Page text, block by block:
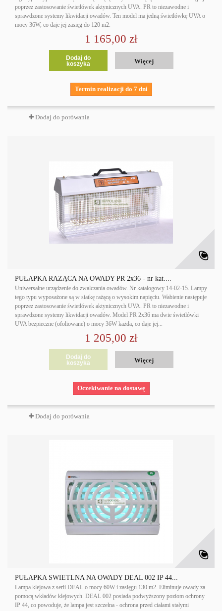
poprzez zastosowanie świetlówek aktynicznych UVA. PR to niezawodne i
sprawdzone systemy likwidacji owadów. Ten model ma jedną świetlówkę UVA o
mocy 36W, co daje jej zasięg do 120 m2.
1 165,00 zł
Dodaj do
koszyka
Więcej
Termin realizacji do 7 dni
Dodaj do porówania
PUŁAPKA RAŻĄCA NA OWADY PR 2x36 - nr kat....
Uniwersalne urządzenie do zwalczania owadów. Nr katalogowy 14-02-15. Lampy
tego typu wyposażone są w siatkę rażącą o wysokim napięciu. Wabienie następuje
poprzez zastosowanie świetlówek aktynicznych UVA. PR to niezawodne i
sprawdzone systemy likwidacji owadów. Model PR 2x36 ma dwie świetlówki
UVA bezpieczne (ofoliowane) o mocy 36W każda, co daje jej...
1 205,00 zł
Dodaj do
koszyka
Więcej
Oczekiwanie na dostawę
Dodaj do porówania
PUŁAPKA ŚWIETLNA NA OWADY DEAL 002 IP 44...
Lampa klejowa z serii DEAL o mocy 60W i zasięgu 130 m2. Eliminuje owady za
pomocą wkładów klejowych. DEAL 002 posiada podwyższony poziom ochrony
IP 44, co powoduje, że lampa jest szczelna - ochrona przed ciałami stałymi